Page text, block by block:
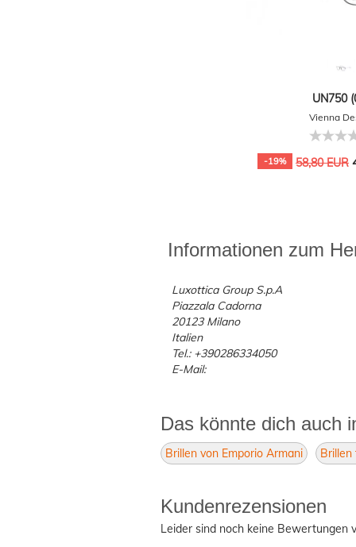
UN750
Vienna
-19% 58,80 EUR
Informationen zum
Luxottica Group S.p.A
Piazzala Cadorna
20123 Milano
Italien
Tel.: +390286334050
E-Mail:
Das könnte dich auch
Brillen von Emporio Armani Brillen
Kundenrezensionen
Leider sind noch keine Bewertungen